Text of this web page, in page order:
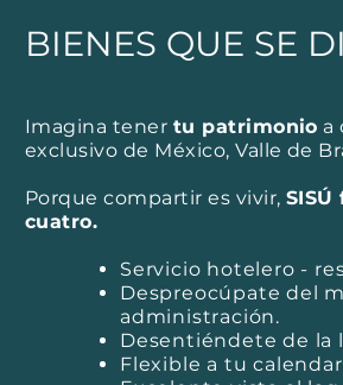
BIENES QUE SE
Imagina tener tu patrimonio a
exclusivo de México, Valle de
Porque compartir es vivir,
cuatro.
Servicio hotelero -
Despreocúpate del
administración.
Desentiéndete de la
Flexible a tu